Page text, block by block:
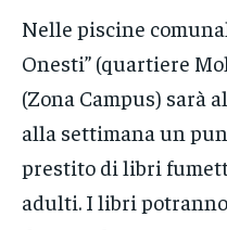
Nelle piscine
Onesti” (quartiere
(Zona Campus) sarà
alla settimana un
prestito di libri
adulti. I libri